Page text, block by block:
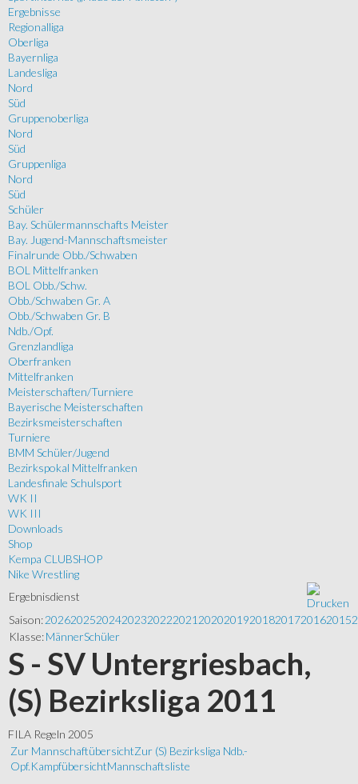
Ergebnisse
Regionalliga
Oberliga
Bayernliga
Landesliga
Nord
Süd
Gruppenoberliga
Nord
Süd
Gruppenliga
Nord
Süd
Schüler
Bay. Schülermannschafts Meister
Bay. Jugend-Mannschaftsmeister
Finalrunde Obb./Schwaben
BOL Mittelfranken
BOL Obb./Schw.
Obb./Schwaben Gr. A
Obb./Schwaben Gr. B
Ndb./Opf.
Grenzlandliga
Oberfranken
Mittelfranken
Meisterschaften/Turniere
Bayerische Meisterschaften
Bezirksmeisterschaften
Turniere
BMM Schüler/Jugend
Bezirkspokal Mittelfranken
Landesfinale Schulsport
WK II
WK III
Downloads
Shop
Kempa CLUBSHOP
Nike Wrestling
Ergebnisdienst
Saison:202620252024202320222021 202020192018201720162015
Klasse:MännerSchüler
S - SV Untergriesbach,
(S) Bezirksliga 2011
FILA Regeln 2005
Zur MannschaftübersichtZur (S) Bezirksliga Ndb.-
Opf.KampfübersichtMannschaftsliste